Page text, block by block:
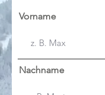
Vorname
Nachname